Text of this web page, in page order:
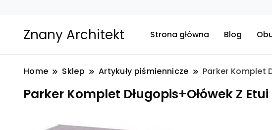
Znany Architekt Strona główna Blog
Home Sklep Artykuły piśmiennicze Parker Komplet
Parker Komplet Długopis+Ołówek Z